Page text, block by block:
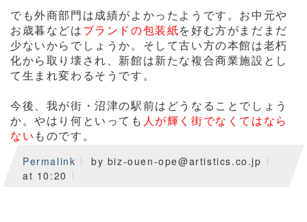
でも外商部門は成績がよかったようです。お中元や
お歳暮などは ブランドの包装紙を好む方がまだまだ
少ないからでしょうか。そして古い方の本館は老朽
化から取り壊され、新館は新たな複合商業施設とし
て生まれ変わるそうです。
今後、我が街・沼津の駅前はどうなることでしょう
か。やはり何といっても 人が輝く街でなくてはなら
ない ものです。
Permalink
by biz-ouen-ope@artistics.co.jp
at 10:20